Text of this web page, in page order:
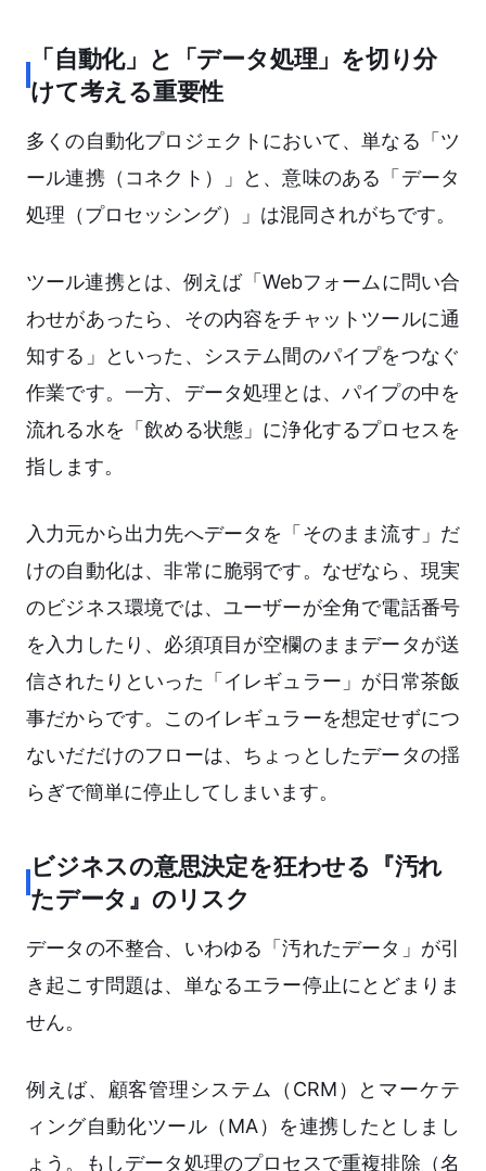
「自動化」と「データ処理」を切り分
けて考える重要性
多くの自動化プロジェクトにおいて、単なる「ツ
ール連携（コネクト）」と、意味のある「データ
処理（プロセッシング）」は混同されがちです。
ツール連携とは、例えば「Webフォームに問い合
わせがあったら、その内容をチャットツールに通
知する」といった、システム間のパイプをつなぐ
作業です。一方、データ処理とは、パイプの中を
流れる水を「飲める状態」に浄化するプロセスを
指します。
入力元から出力先へデータを「そのまま流す」だ
けの自動化は、非常に脆弱です。なぜなら、現実
のビジネス環境では、ユーザーが全角で電話番号
を入力したり、必須項目が空欄のままデータが送
信されたりといった「イレギュラー」が日常茶飯
事だからです。このイレギュラーを想定せずにつ
ないだだけのフローは、ちょっとしたデータの揺
らぎで簡単に停止してしまいます。
ビジネスの意思決定を狂わせる『汚れ
たデータ』のリスク
データの不整合、いわゆる「汚れたデータ」が引
き起こす問題は、単なるエラー停止にとどまりま
せん。
例えば、顧客管理システム（CRM）とマーケテ
ィング自動化ツール（MA）を連携したとしまし
ょう。もしデータ処理のプロセスで重複排除（名